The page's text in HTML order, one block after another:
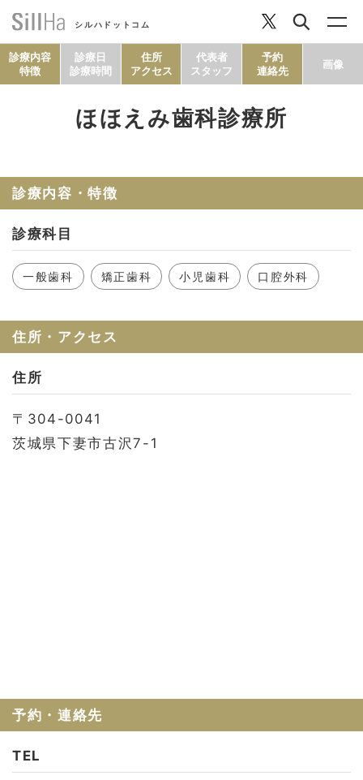
シルハドットコム
セルフチェック
診療内容
特徴
診療日
診療時間
住所
アクセス
代表者
スタッフ
予約
連絡先
画像
ほほえみ歯科診療所
診療内容・特徴
診療科目
一般歯科 矯正歯科 小児歯科 口腔外科
住所・アクセス
住所
〒304-0041
茨城県下妻市古沢7-1
予約・連絡先
TEL